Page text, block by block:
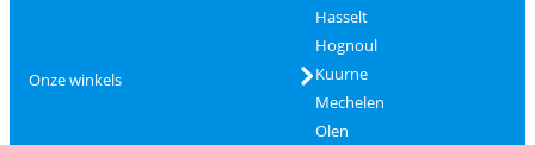
Onze winkels
Hasselt
Hognoul
Kuurne
Mechelen
Olen